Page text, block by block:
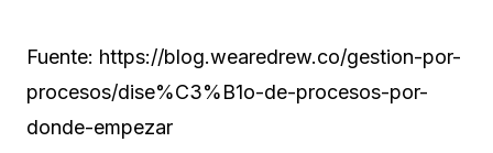
Fuente: https://blog.wearedrew.co/gestion-por-
procesos/dise%C3%B1o-de-procesos-por-
donde-empezar